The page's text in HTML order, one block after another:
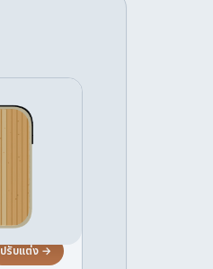
ด้าน
รึ่งบาน ·
ปรับแต่ง →